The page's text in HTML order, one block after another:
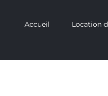
Accueil Location